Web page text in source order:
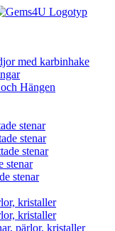
med karbinhake
Hängen
stenar
stenar
stenar
stenar
stenar
kristaller
kristaller
pärlor, kristaller